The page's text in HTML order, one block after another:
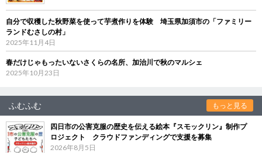
自分で収穫した秋野菜を使って芋煮作りを体験 埼玉県加須市の「ファミリー
ランドむさしの村」
2025年11月4日
春だけじゃもったいないさくらの名所、加治川で秋のマルシェ
2025年10月23日
ふむふむ もっと見る
四日市の公害克服の歴史を伝える絵本『スモックリン』制作プ
ロジェクト クラウドファンディングで支援を募集
2026年8月5日